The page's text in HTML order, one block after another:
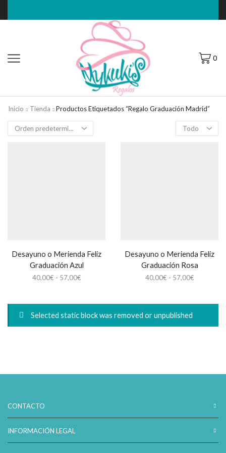
0
Inicio Tienda
Productos Etiquetados “Regalo Graduación Madrid”
Filas
por
Desayuno o Merienda Feliz
Graduación Azul
40,00€ - 57,00€Rango
desde
40,00€
hasta
Desayuno o Merienda Feliz
Graduación Rosa
40,00€ - 57,00€Rango
desde
hasta
Selected static block was removed or unpublished
CONTACTO
INFORMACIÓN LEGAL